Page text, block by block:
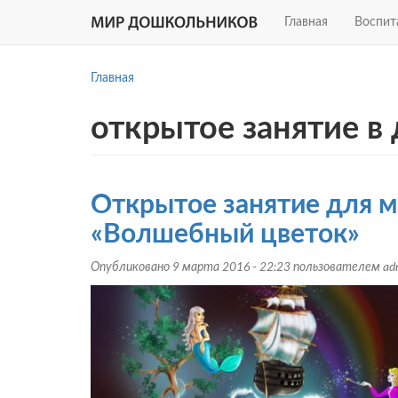
Главная
Главная
открытое занятие в
Открытое занятие для
«Волшебный цветок»
Опубликовано 9 марта 2016 - 22:23 пользователем